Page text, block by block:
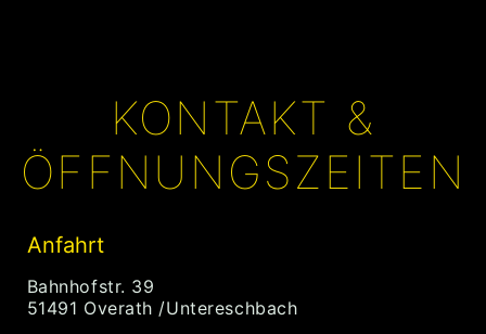
KONTAKT &
ÖFFNUNGSZEITEN
Anfahrt
Bahnhofstr. 39
51491 Overath /Untereschbach